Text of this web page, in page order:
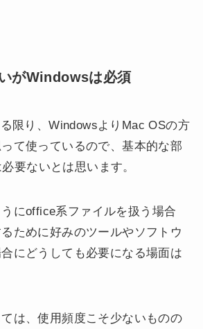
がWindowsは必須
限り、WindowsよりMac OSの方
て使っているので、基本的な部
要ないとは思います。
にoffice系ファイルを扱う場合
ために好みのツールやソフトウ
にどうしても必要になる場面は
は、使用頻度こそ少ないものの